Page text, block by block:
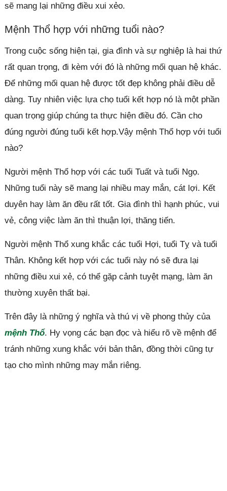
sẽ mang lại những điều xui xẻo.
Mệnh Thổ hợp với những tuổi nào?
Trong cuộc sống hiện tại, gia đình và sự nghiệp là hai thứ
rất quan trọng, đi kèm với đó là những mối quan hệ khác.
Để những mối quan hệ được tốt đẹp không phải điều dễ
dàng. Tuy nhiên việc lựa chọ tuổi kết hợp nó là một phần
quan trọng giúp chúng ta thực hiện điều đó. Cần cho
đúng người đúng tuổi kết hợp.Vậy mệnh Thổ hợp với tuổi
nào?
Người mệnh Thổ hợp với các tuổi Tuất và tuổi Ngọ.
Những tuổi này sẽ mang lại nhiều may mắn, cát lợi. Kết
duyên hay làm ăn đều rất tốt. Gia đình thì hạnh phúc, vui
vẻ, công việc làm ăn thì thuận lợi, thăng tiến.
Người mệnh Thổ xung khắc các tuổi Hợi, tuổi Tỵ và tuổi
Thân. Không kết hợp với các tuổi này nó sẽ đưa lại
những điều xui xẻ, có thể gặp cảnh tuyệt mạng, làm ăn
thường xuyên thất bại.
Trên đây là những ý nghĩa và thú vị về phong thủy của
mệnh Thổ. Hy vọng các bạn đọc và hiểu rõ về mệnh để
tránh những xung khắc với bản thân, đồng thời cũng tự
tạo cho mình những may mắn riêng.